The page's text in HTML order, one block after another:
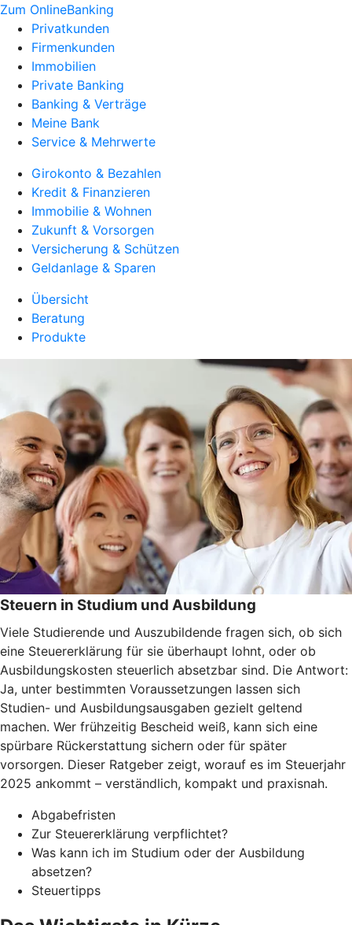
Zum OnlineBanking
Privatkunden
Firmenkunden
Immobilien
Private Banking
Banking & Verträge
Meine Bank
Service & Mehrwerte
Girokonto & Bezahlen
Kredit & Finanzieren
Immobilie & Wohnen
Zukunft & Vorsorgen
Versicherung & Schützen
Geldanlage & Sparen
Übersicht
Beratung
Produkte
Steuern in Studium und Ausbildung
Viele Studierende und Auszubildende fragen sich, ob sich
eine Steuererklärung für sie überhaupt lohnt, oder ob
Ausbildungskosten steuerlich absetzbar sind. Die Antwort:
Ja, unter bestimmten Voraussetzungen lassen sich
Studien- und Ausbildungsausgaben gezielt geltend
machen. Wer frühzeitig Bescheid weiß, kann sich eine
spürbare Rückerstattung sichern oder für später
vorsorgen. Dieser Ratgeber zeigt, worauf es im Steuerjahr
2025 ankommt – verständlich, kompakt und praxisnah.
Abgabefristen
Zur Steuererklärung verpflichtet?
Was kann ich im Studium oder der Ausbildung
absetzen?
Steuertipps